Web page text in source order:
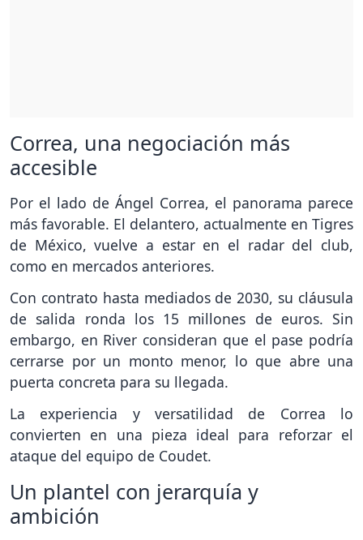
Correa, una negociación más
accesible
Por el lado de Ángel Correa, el panorama parece
más favorable. El delantero, actualmente en Tigres
de México, vuelve a estar en el radar del club,
como en mercados anteriores.
Con contrato hasta mediados de 2030, su cláusula
de salida ronda los 15 millones de euros. Sin
embargo, en River consideran que el pase podría
cerrarse por un monto menor, lo que abre una
puerta concreta para su llegada.
La experiencia y versatilidad de Correa lo
convierten en una pieza ideal para reforzar el
ataque del equipo de Coudet.
Un plantel con jerarquía y
ambición